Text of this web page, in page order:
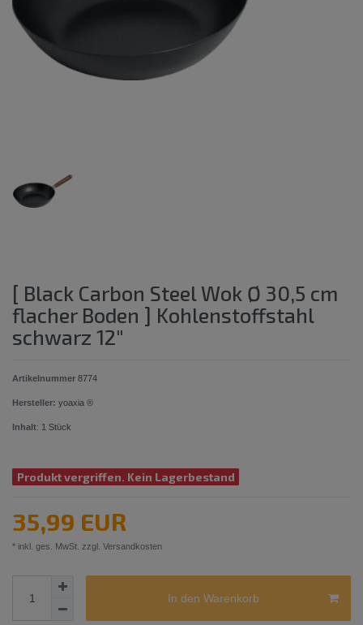
[ Black Carbon Steel Wok Ø 30,5 cm
flacher Boden ] Kohlenstoffstahl
schwarz 12"
Artikelnummer 8774
Hersteller: yoaxia ®
Inhalt: 1 Stück
Produkt vergriffen. Kein Lagerbestand
35,99 EUR
* inkl. ges. MwSt. zzgl. Versandkosten
In den Warenkorb